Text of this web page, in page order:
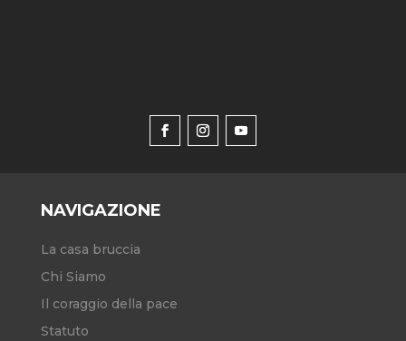
NAVIGAZIONE
La casa bruccia
Chi Siamo
Il coraggio della pace
Statuto